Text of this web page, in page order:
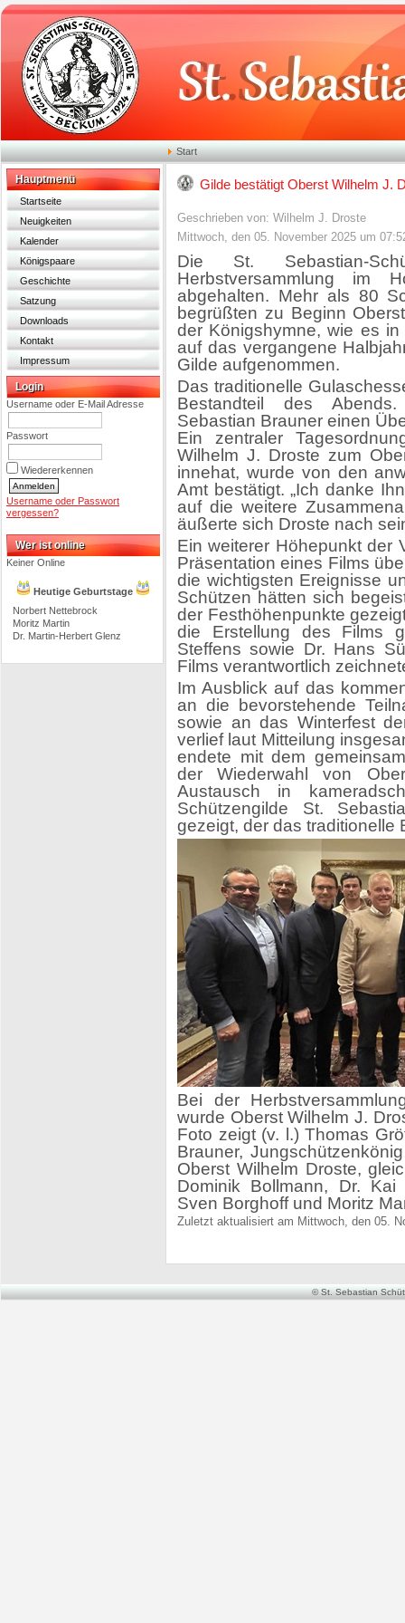
Start
Hauptmenü
Startseite
Neuigkeiten
Kalender
Königspaare
Geschichte
Satzung
Downloads
Kontakt
Impressum
Login
Username oder E-Mail Adresse
Passwort
Wiedererkennen
Username oder Passwort
vergessen?
Wer ist online
Keiner Online
Heutige Geburtstage
Norbert Nettebrock
Moritz Martin
Dr. Martin-Herbert Glenz
Gilde bestätigt Oberst Wilhelm J.
Geschrieben von: Wilhelm J. Droste
Mittwoch, den 05. November 2025 um
Die St. Sebastian-
Herbstversammlung im
abgehalten. Mehr als 80
begrüßten zu Beginn
der Königshymne, wie es
auf das vergangene
Gilde aufgenommen.
Das traditionelle
Bestandteil des
Sebastian Brauner einen
Ein zentraler
Wilhelm J. Droste zum
innehat, wurde von den
Amt bestätigt. „Ich danke
auf die weitere
äußerte sich Droste nach
Ein weiterer Höhepunkt der
Präsentation eines Films
die wichtigsten Ereignisse
Schützen hätten sich
der Festhöhenpunkte
die Erstellung des Films
Steffens sowie Dr. Hans
Films verantwortlich
Im Ausblick auf das
an die bevorstehende
sowie an das Winterfest
verlief laut Mitteilung
endete mit dem
der Wiederwahl von
Austausch in
Schützengilde St.
gezeigt, der das traditionelle
Bei der
wurde Oberst Wilhelm J.
Foto zeigt (v. l.) Thomas
Brauner,
Oberst Wilhelm Droste,
Dominik Bollmann, Dr.
Sven Borghoff und Moritz
Zuletzt aktualisiert am Mittwoch, den 05.
© St. Sebastian